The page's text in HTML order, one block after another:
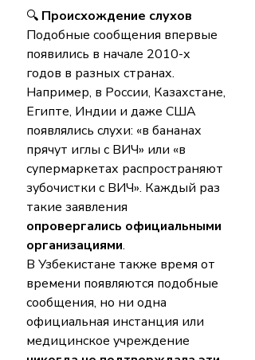
🔍 Происхождение слухов
Подобные сообщения впервые
появились в начале 2010-х
годов в разных странах.
Например, в России, Казахстане,
Египте, Индии и даже США
появлялись слухи: «в бананах
прячут иглы с ВИЧ» или «в
супермаркетах распространяют
зубочистки с ВИЧ». Каждый раз
такие заявления
опровергались официальными
организациями.
В Узбекистане также время от
времени появляются подобные
сообщения, но ни одна
официальная инстанция или
медицинское учреждение